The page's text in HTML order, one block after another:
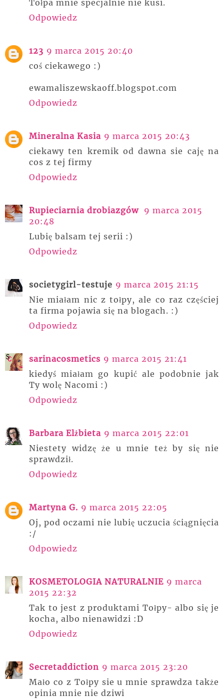
Tołpa mnie specjalnie nie kusi.
Odpowiedz
123 9 marca 2015 20:40
coś ciekawego :)
ewamaliszewskaoff.blogspot.com
Odpowiedz
Mineralna Kasia 9 marca 2015 20:43
ciekawy ten kremik od dawna sie caję na
cos z tej firmy
Odpowiedz
Rupieciarnia drobiazgów 9 marca 2015
20:48
Lubię balsam tej serii :)
Odpowiedz
societygirl-testuje 9 marca 2015 21:15
Nie miałam nic z tołpy, ale co raz częściej
ta firma pojawia się na blogach. :)
Odpowiedz
sarinacosmetics 9 marca 2015 21:41
kiedyś miałam go kupić ale podobnie jak
Ty wolę Nacomi :)
Odpowiedz
Barbara Elżbieta 9 marca 2015 22:01
Niestety widzę że u mnie też by się nie
sprawdził.
Odpowiedz
Martyna G. 9 marca 2015 22:05
Oj, pod oczami nie lubię uczucia ściągnięcia
:/
Odpowiedz
KOSMETOLOGIA NATURALNIE 9 marca
2015 22:32
Tak to jest z produktami Tołpy- albo się je
kocha, albo nienawidzi :D
Odpowiedz
Secretaddiction 9 marca 2015 23:20
Mało co z Tołpy sie u mnie sprawdza także
opinia mnie nie dziwi